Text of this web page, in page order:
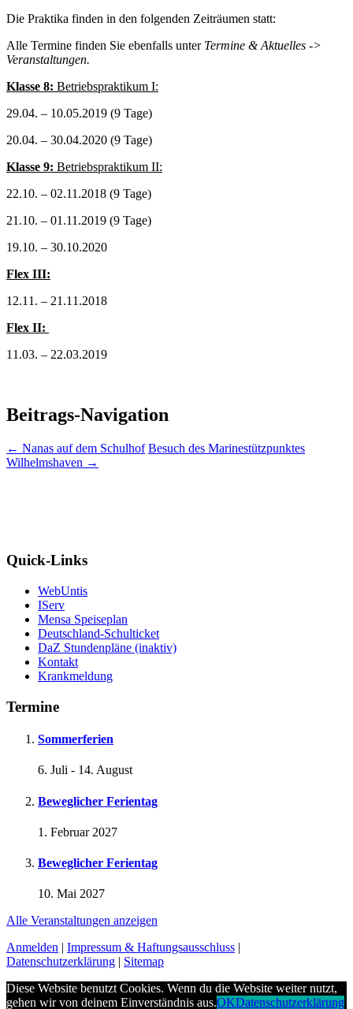
Die Praktika finden in den folgenden Zeiträumen statt:
Alle Termine finden Sie ebenfalls unter Termine & Aktuelles ->
Veranstaltungen.
Klasse 8: Betriebspraktikum I:
29.04. – 10.05.2019 (9 Tage)
20.04. – 30.04.2020 (9 Tage)
Klasse 9: Betriebspraktikum II:
22.10. – 02.11.2018 (9 Tage)
21.10. – 01.11.2019 (9 Tage)
19.10. – 30.10.2020
Flex III:
12.11. – 21.11.2018
Flex II:
11.03. – 22.03.2019
Beitrags-Navigation
← Nanas auf dem Schulhof Besuch des Marinestützpunktes
Wilhelmshaven →
Quick-Links
WebUntis
IServ
Mensa Speiseplan
Deutschland-Schulticket
DaZ Stundenpläne (inaktiv)
Kontakt
Krankmeldung
Termine
Sommerferien
6. Juli - 14. August
Beweglicher Ferientag
1. Februar 2027
Beweglicher Ferientag
10. Mai 2027
Alle Veranstaltungen anzeigen
Anmelden | Impressum & Haftungsausschluss |
Datenschutzerklärung | Sitemap
Diese Website benutzt Cookies. Wenn du die Website weiter nutzt,
gehen wir von deinem Einverständnis aus.OKDatenschutzerklärung